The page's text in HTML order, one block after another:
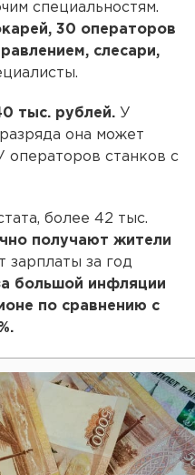
специальностям.
30 операторов
слесари,
тыс. рублей. У
она может
операторов станков с
более 42 тыс.
получают жители
зарплаты за год
большой инфляции
по сравнению с